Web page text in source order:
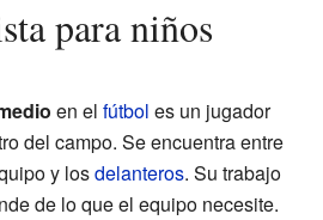
para niños
en el fútbol es un jugador
del campo. Se encuentra entre
y losdelanteros. Su trabajo
de lo que el equipo necesite.